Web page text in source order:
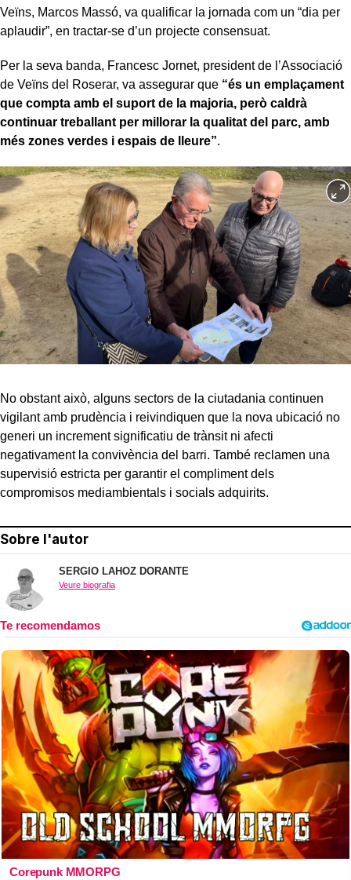
Veïns, Marcos Massó, va qualificar la jornada com un “dia per
aplaudir”, en tractar-se d’un projecte consensuat.
Per la seva banda, Francesc Jornet, president de l’Associació
de Veïns del Roserar, va assegurar que “és un emplaçament
que compta amb el suport de la majoria, però caldrà
continuar treballant per millorar la qualitat del parc, amb
més zones verdes i espais de lleure”.
No obstant això, alguns sectors de la ciutadania continuen
vigilant amb prudència i reivindiquen que la nova ubicació no
generi un increment significatiu de trànsit ni afecti
negativament la convivència del barri. També reclamen una
supervisió estricta per garantir el compliment dels
compromisos mediambientals i socials adquirits.
Sobre l'autor
SERGIO LAHOZ DORANTE
Veure biografia
Corepunk MMORPG